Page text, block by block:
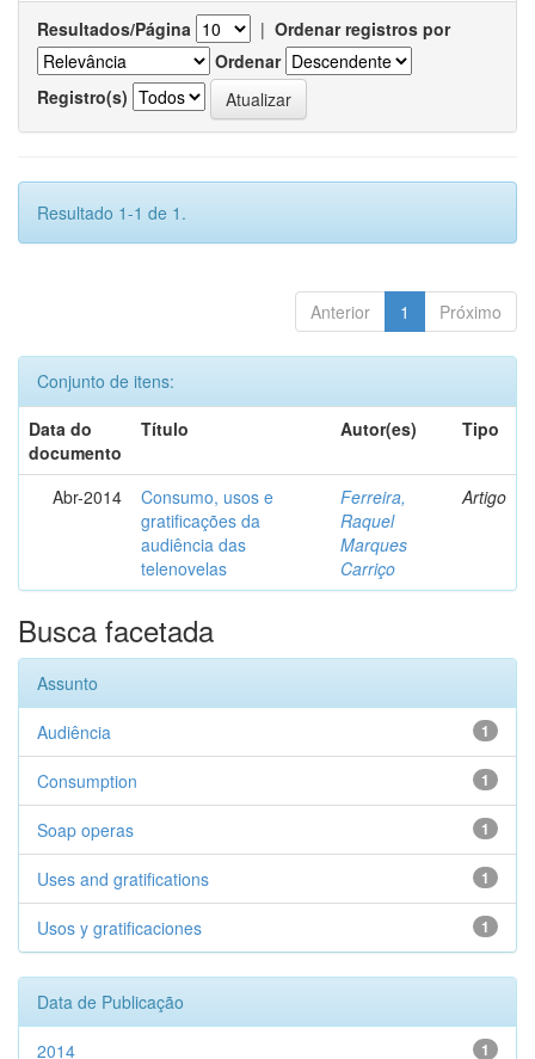
Resultados/Página | Ordenar registros por
Ordenar
Registro(s)
Resultado 1-1 de 1.
Anterior 1 Próximo
Conjunto de itens:
Data do
documento
Título Autor(es) Tipo
Abr-2014
Consumo, usos e
gratificações da
audiência das
telenovelas
Ferreira,
Raquel
Marques
Carriço
Artigo
Busca facetada
Assunto
1
Audiência
1
Consumption
1
Soap operas
1
Uses and gratifications
1
Usos y gratificaciones
Data de Publicação
1
2014